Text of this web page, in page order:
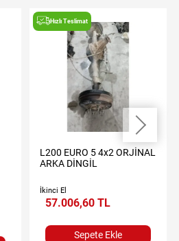
Hızlı Teslimat
L200 EURO 5 4x2 ORJİNAL
ARKA DİNGİL
İkinci El
57.006,60 TL
Sepete Ekle